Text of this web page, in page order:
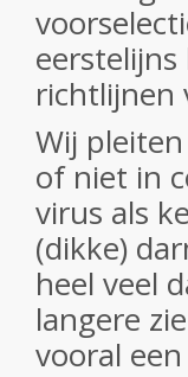
richtlijnen
Wij
of niet in
virus als
(dikke)
heel veel
langere
vooral